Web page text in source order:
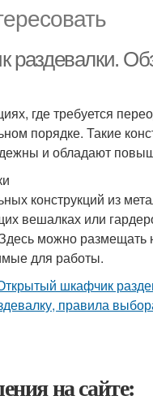
где требуется
порядке. Такие
и обладают
конструкций из
вешалках или
можно размещать
для работы.
на сайте: